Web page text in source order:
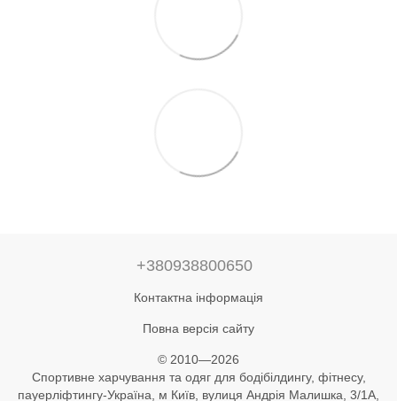
+380938800650
Контактна інформація
Повна версія сайту
© 2010—2026
Спортивне харчування та одяг для бодібілдингу, фітнесу,
пауерліфтингу-Україна, м Київ, вулиця Андрія Малишка, 3/1А,